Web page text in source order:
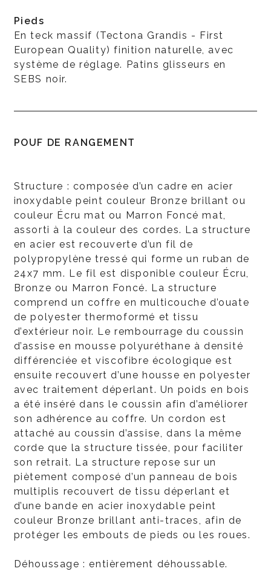
Pieds
En teck massif (Tectona Grandis - First
European Quality) finition naturelle, avec
système de réglage. Patins glisseurs en
SEBS noir.
POUF DE RANGEMENT
Structure : composée d’un cadre en acier
inoxydable peint couleur Bronze brillant ou
couleur Écru mat ou Marron Foncé mat,
assorti à la couleur des cordes. La structure
en acier est recouverte d’un fil de
polypropylène tressé qui forme un ruban de
24x7 mm. Le fil est disponible couleur Écru,
Bronze ou Marron Foncé. La structure
comprend un coffre en multicouche d’ouate
de polyester thermoformé et tissu
d’extérieur noir. Le rembourrage du coussin
d’assise en mousse polyuréthane à densité
différenciée et viscofibre écologique est
ensuite recouvert d’une housse en polyester
avec traitement déperlant. Un poids en bois
a été inséré dans le coussin afin d’améliorer
son adhérence au coffre. Un cordon est
attaché au coussin d’assise, dans la même
corde que la structure tissée, pour faciliter
son retrait. La structure repose sur un
piètement composé d’un panneau de bois
multiplis recouvert de tissu déperlant et
d’une bande en acier inoxydable peint
couleur Bronze brillant anti-traces, afin de
protéger les embouts de pieds ou les roues.
Déhoussage : entièrement déhoussable.